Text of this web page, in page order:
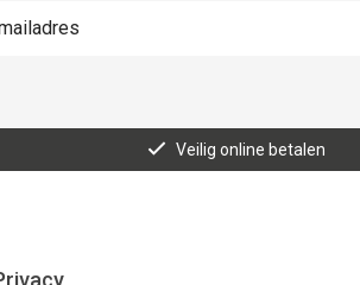
Veilig online betalen